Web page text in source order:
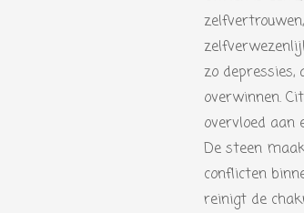
zo
overwinnen.
overvloed
De steen
conflicten
reinigt de